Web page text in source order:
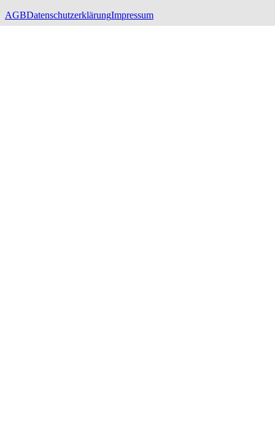
AGBDatenschutzerklärungImpressum